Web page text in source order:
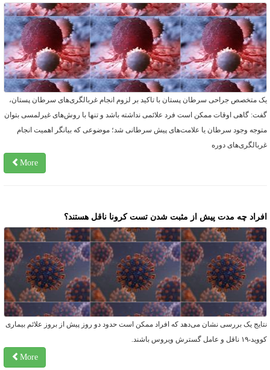
متخصص جراحی سرطان پستان با تاکید بر لزوم انجام غربالگری‌های سرطان پستان،
گاهی اوقات ممکن است فرد علائمی نداشته باشد و تنها با روش‌های غیرلمسی بتوان
وجود سرطان یا علامت‌های پیش‌ سرطانی شد؛ موضوعی که بیانگر اهمیت انجام‌
دوره‌
More
چه مدت پیش از مثبت شدن تست کرونا ناقل هستند؟
یک بررسی نشان می‌دهد که افراد ممکن است حدود دو روز پیش از بروز علائم بیماری
ناقل و عامل گسترش ویروس باشند.
More